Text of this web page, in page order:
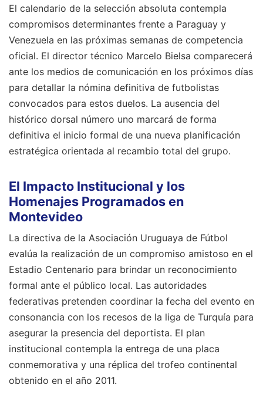
El calendario de la selección absoluta contempla
compromisos determinantes frente a Paraguay y
Venezuela en las próximas semanas de competencia
oficial. El director técnico Marcelo Bielsa comparecerá
ante los medios de comunicación en los próximos días
para detallar la nómina definitiva de futbolistas
convocados para estos duelos. La ausencia del
histórico dorsal número uno marcará de forma
definitiva el inicio formal de una nueva planificación
estratégica orientada al recambio total del grupo.
El Impacto Institucional y los
Homenajes Programados en
Montevideo
La directiva de la Asociación Uruguaya de Fútbol
evalúa la realización de un compromiso amistoso en el
Estadio Centenario para brindar un reconocimiento
formal ante el público local. Las autoridades
federativas pretenden coordinar la fecha del evento en
consonancia con los recesos de la liga de Turquía para
asegurar la presencia del deportista. El plan
institucional contempla la entrega de una placa
conmemorativa y una réplica del trofeo continental
obtenido en el año 2011.